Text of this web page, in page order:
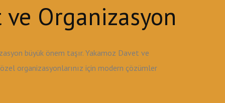
Organizasyon
büyük önem taşır. Yakamoz Davet ve
organizasyonlarınız için modern çözümler